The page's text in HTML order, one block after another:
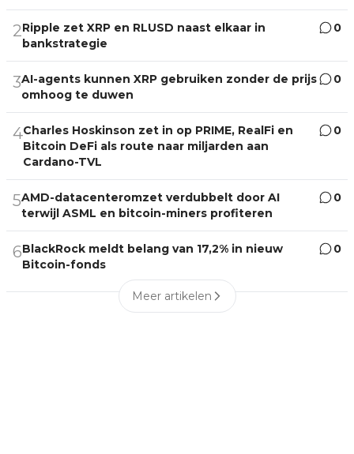
2Ripple zet XRP en RLUSD naast elkaar in
bankstrategie
0
3AI-agents kunnen XRP gebruiken zonder de prijs
omhoog te duwen
0
4Charles Hoskinson zet in op PRIME, RealFi en
Bitcoin DeFi als route naar miljarden aan
Cardano-TVL
0
5AMD-datacenteromzet verdubbelt door AI
terwijl ASML en bitcoin-miners profiteren
0
6BlackRock meldt belang van 17,2% in nieuw
Bitcoin-fonds
0
Meer artikelen